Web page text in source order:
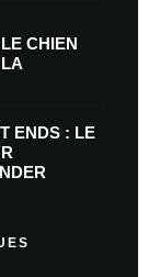
CHIEN
ENDS : LE